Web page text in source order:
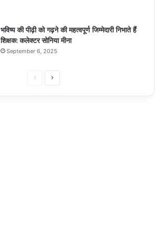
भविष्य की पीढ़ी को गढ़ने की महत्वपूर्ण जिम्मेदारी निभाते हैं
शिक्षक: कलेक्टर सोनिया मीना
September 6, 2025
PreviousNext